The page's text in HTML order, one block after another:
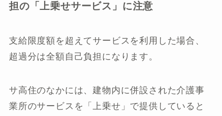
担の「上乗せサービス」に注意
支給限度額を超えてサービスを利用した場合、
超過分は全額自己負担になります。
サ高住のなかには、建物内に併設された介護事
業所のサービスを「上乗せ」で提供していると